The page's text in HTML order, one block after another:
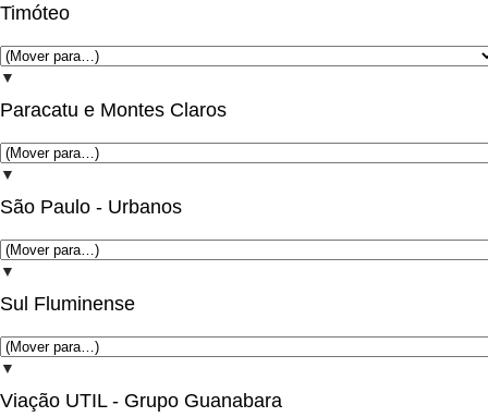
Timóteo
▼
Paracatu e Montes Claros
▼
São Paulo - Urbanos
▼
Sul Fluminense
▼
Viação UTIL - Grupo Guanabara